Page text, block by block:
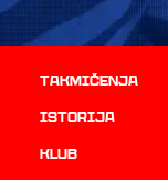
Takmičenja
istorija
Klub